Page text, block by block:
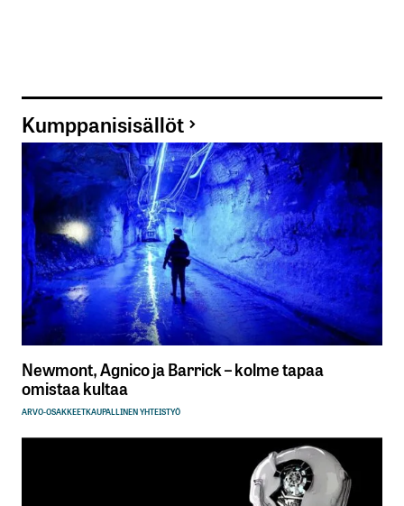
Kumppanisisällöt
Newmont, Agnico ja Barrick – kolme tapaa
omistaa kultaa
ARVO-OSAKKEETKAUPALLINEN YHTEISTYÖ